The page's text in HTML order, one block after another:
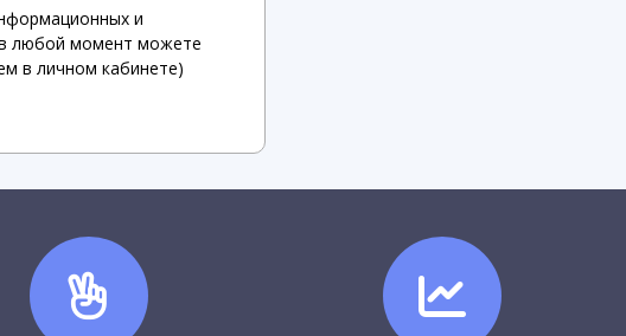
и
любой момент можете
в личном кабинете)